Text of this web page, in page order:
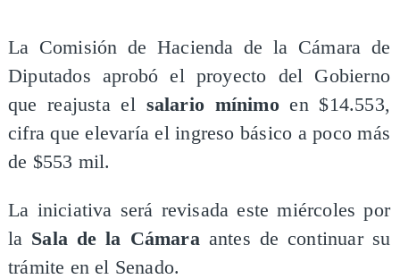
La Comisión de Hacienda de la Cámara de
Diputados aprobó el proyecto del Gobierno
que reajusta el salario mínimoen $14.553,
cifra que elevaría el ingreso básico a poco más
de $553 mil.
La iniciativa será revisada este miércoles por
la Sala de la Cámara antes de continuar su
trámite en el Senado.